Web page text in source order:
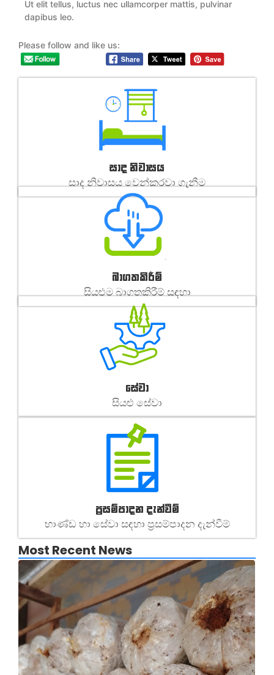
Ut elit tellus, luctus nec ullamcorper mattis, pulvinar
dapibus leo.
Please follow and like us:
සාද නිවාසය
සාද නිවාසය වෙන්කරවා ගැනීම
බාගතකිරීම්
සියළුම බාගතකිරීම් සඳහා
සේවා
සියළු සේවා
ප්‍රසම්පාදන දැන්වීම්
භාණ්ඩ හා සේවා සඳහා ප්‍රසම්පාදන දැන්වීම්
Most Recent News